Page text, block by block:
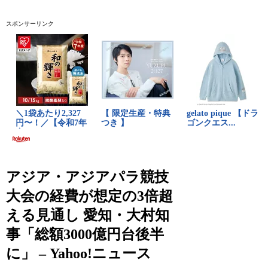
スポンサーリンク
アジア・アジアパラ競技
大会の経費が想定の3倍超
える見通し 愛知・大村知
事「総額3000億円台後半
に」 – Yahoo!ニュース